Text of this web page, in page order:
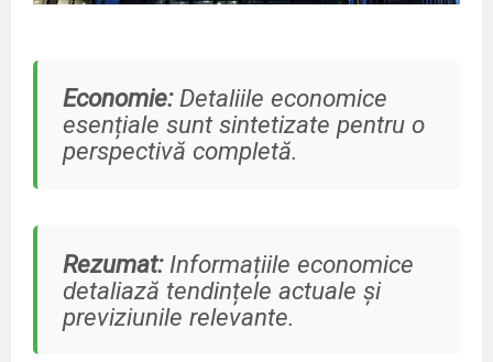
Economie:Detaliile economice
esențiale sunt sintetizate pentru o
perspectivă completă.
Rezumat:Informațiile economice
detaliază tendințele actuale și
previziunile relevante.